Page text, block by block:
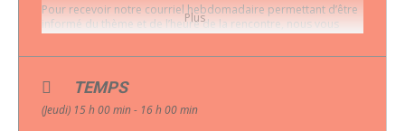
Plus
Pour recevoir notre courriel hebdomadaire permettant d’être
informé du thème et de l’heure de la rencontre, nous vous
invitons à compléter ce formulaire:
RESTONS EN COMMUNICATION PAR
L’INFOLETTRE
TEMPS
(Jeudi) 15 h 00 min - 16 h 00 min